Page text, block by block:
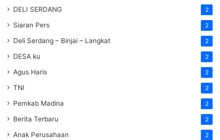
DELI SERDANG 2
Siaran Pers 2
Deli Serdang – Binjai – Langkat 2
DESA ku 2
Agus Haris 2
TNI 2
Pemkab Madina 2
Berita Terbaru 2
Anak Perusahaan 2